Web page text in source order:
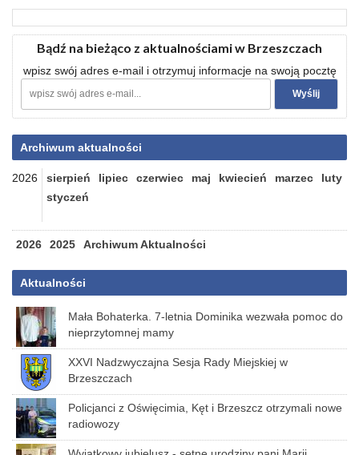
Bądź na bieżąco z aktualnościami w Brzeszczach
wpisz swój adres e-mail i otrzymuj informacje na swoją pocztę
Archiwum aktualności
2026 sierpień lipiec czerwiec maj kwiecień marzec
luty
styczeń
2026 2025 Archiwum Aktualności
Aktualności
Mała Bohaterka. 7-letnia Dominika wezwała pomoc do
nieprzytomnej mamy
XXVI Nadzwyczajna Sesja Rady Miejskiej w
Brzeszczach
Policjanci z Oświęcimia, Kęt i Brzeszcz otrzymali nowe
radiowozy